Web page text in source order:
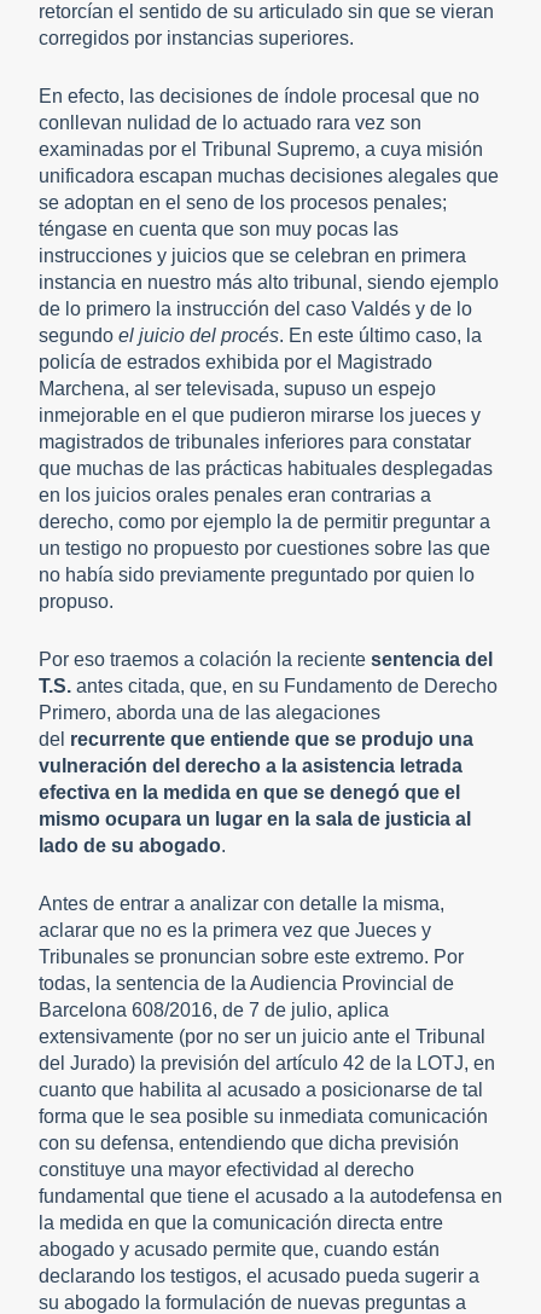
retorcían el sentido de su articulado sin que se vieran
corregidos por instancias superiores.
En efecto, las decisiones de índole procesal que no
conllevan nulidad de lo actuado rara vez son
examinadas por el Tribunal Supremo, a cuya misión
unificadora escapan muchas decisiones alegales que
se adoptan en el seno de los procesos penales;
téngase en cuenta que son muy pocas las
instrucciones y juicios que se celebran en primera
instancia en nuestro más alto tribunal, siendo ejemplo
de lo primero la instrucción del caso Valdés y de lo
segundo el juicio del procés. En este último caso, la
policía de estrados exhibida por el Magistrado
Marchena, al ser televisada, supuso un espejo
inmejorable en el que pudieron mirarse los jueces y
magistrados de tribunales inferiores para constatar
que muchas de las prácticas habituales desplegadas
en los juicios orales penales eran contrarias a
derecho, como por ejemplo la de permitir preguntar a
un testigo no propuesto por cuestiones sobre las que
no había sido previamente preguntado por quien lo
propuso.
Por eso traemos a colación la reciente sentencia del
T.S. antes citada, que, en su Fundamento de Derecho
Primero, aborda una de las alegaciones
del recurrente que entiende que se produjo una
vulneración del derecho a la asistencia letrada
efectiva en la medida en que se denegó que el
mismo ocupara un lugar en la sala de justicia al
lado de su abogado.
Antes de entrar a analizar con detalle la misma,
aclarar que no es la primera vez que Jueces y
Tribunales se pronuncian sobre este extremo. Por
todas, la sentencia de la Audiencia Provincial de
Barcelona 608/2016, de 7 de julio, aplica
extensivamente (por no ser un juicio ante el Tribunal
del Jurado) la previsión del artículo 42 de la LOTJ, en
cuanto que habilita al acusado a posicionarse de tal
forma que le sea posible su inmediata comunicación
con su defensa, entendiendo que dicha previsión
constituye una mayor efectividad al derecho
fundamental que tiene el acusado a la autodefensa en
la medida en que la comunicación directa entre
abogado y acusado permite que, cuando están
declarando los testigos, el acusado pueda sugerir a
su abogado la formulación de nuevas preguntas a